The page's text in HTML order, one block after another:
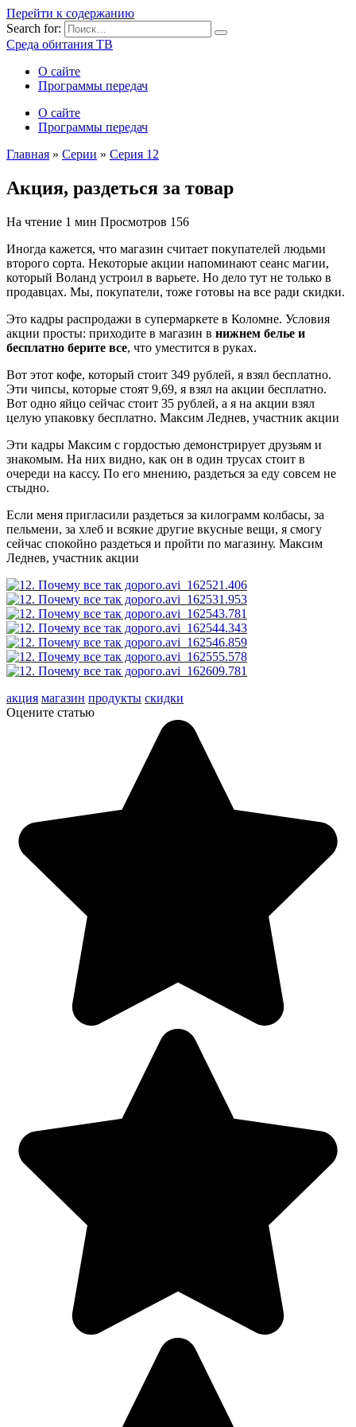
Перейти к содержанию
Search for:
Среда обитания ТВ
О сайте
Программы передач
О сайте
Программы передач
Главная » Серии » Серия 12
Акция, раздеться за товар
На чтение 1 мин Просмотров 156
Иногда кажется, что магазин считает покупателей людьми
второго сорта. Некоторые акции напоминают сеанс магии,
который Воланд устроил в варьете. Но дело тут не только в
продавцах. Мы, покупатели, тоже готовы на все ради скидки.
Это кадры распродажи в супермаркете в Коломне. Условия
акции просты: приходите в магазин в нижнем белье и
бесплатно берите все, что уместится в руках.
Вот этот кофе, который стоит 349 рублей, я взял бесплатно.
Эти чипсы, которые стоят 9,69, я взял на акции бесплатно.
Вот одно яйцо сейчас стоит 35 рублей, а я на акции взял
целую упаковку бесплатно. Максим Леднев, участник акции
Эти кадры Максим с гордостью демонстрирует друзьям и
знакомым. На них видно, как он в один трусах стоит в
очереди на кассу. По его мнению, раздеться за еду совсем не
стыдно.
Если меня пригласили раздеться за килограмм колбасы, за
пельмени, за хлеб и всякие другие вкусные вещи, я смогу
сейчас спокойно раздеться и пройти по магазину. Максим
Леднев, участник акции
акция магазин продукты скидки
Оцените статью